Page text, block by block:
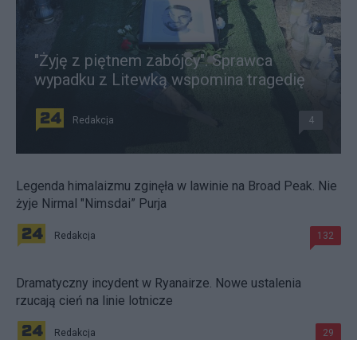
"Żyję z piętnem zabójcy". Sprawca
wypadku z Litewką wspomina tragedię
Redakcja 4
Legenda himalaizmu zginęła w lawinie na Broad Peak. Nie
żyje Nirmal "Nimsdai” Purja
Redakcja 132
Dramatyczny incydent w Ryanairze. Nowe ustalenia
rzucają cień na linie lotnicze
Redakcja 29